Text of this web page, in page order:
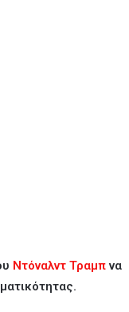
Ντόναλντ Τραμπ να